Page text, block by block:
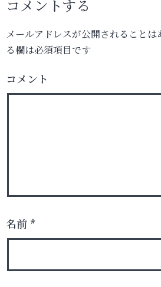
コメントする
メールアドレスが公開されることは
る欄は必須項目です
コメント
名前 *